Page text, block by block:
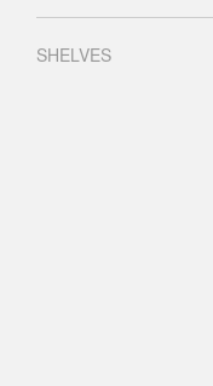
SHELVES